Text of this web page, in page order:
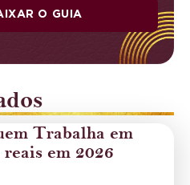
O GUIA
Trabalha em
em 2026